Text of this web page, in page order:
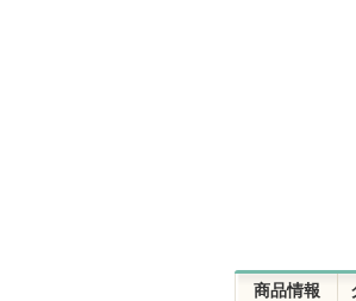
商品情報